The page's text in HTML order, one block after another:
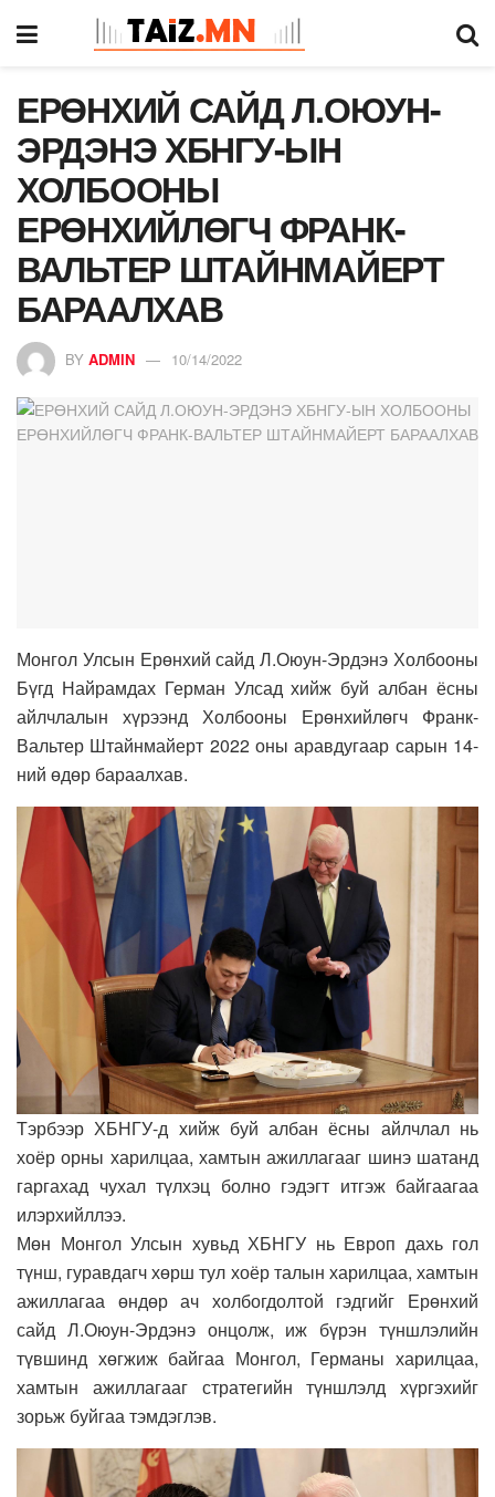
ЕРӨНХИЙ САЙД Л.ОЮУН-
ЭРДЭНЭ ХБНГУ-ЫН
ХОЛБООНЫ
ЕРӨНХИЙЛӨГЧ ФРАНК-
ВАЛЬТЕР ШТАЙНМАЙЕРТ
БАРААЛХАВ
BY ADMIN 10/14/2022
Монгол Улсын Ерөнхий сайд Л.Оюун-Эрдэнэ Холбооны
Бүгд Найрамдах Герман Улсад хийж буй албан ёсны
айлчлалын хүрээнд Холбооны Ерөнхийлөгч Франк-
Вальтер Штайнмайерт 2022 оны аравдугаар сарын 14-
ний өдөр бараалхав.
Тэрбээр ХБНГУ-д хийж буй албан ёсны айлчлал нь
хоёр орны харилцаа, хамтын ажиллагааг шинэ шатанд
гаргахад чухал түлхэц болно гэдэгт итгэж байгаагаа
илэрхийллээ.
Мөн Монгол Улсын хувьд ХБНГУ нь Европ дахь гол
түнш, гуравдагч хөрш тул хоёр талын харилцаа, хамтын
ажиллагаа өндөр ач холбогдолтой гэдгийг Ерөнхий
сайд Л.Оюун-Эрдэнэ онцолж, иж бүрэн түншлэлийн
түвшинд хөгжиж байгаа Монгол, Германы харилцаа,
хамтын ажиллагааг стратегийн түншлэлд хүргэхийг
зорьж буйгаа тэмдэглэв.